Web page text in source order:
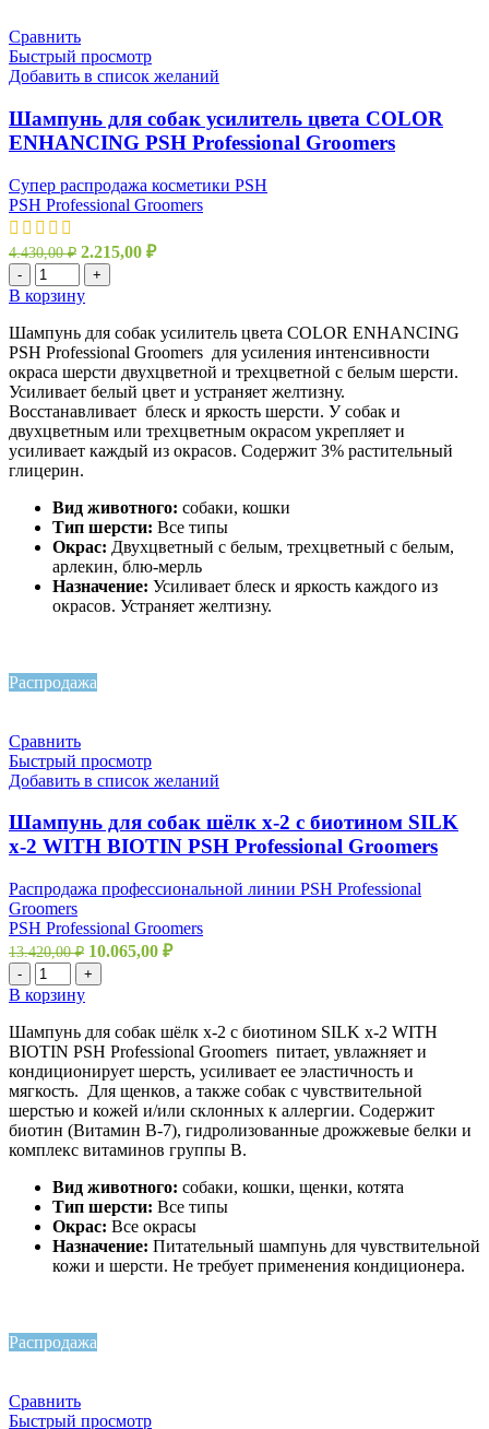
Сравнить
Быстрый просмотр
Добавить в список желаний
Шампунь для собак усилитель цвета COLOR
ENHANCING PSH Professional Groomers
Супер распродажа косметики PSH
PSH Professional Groomers
4.430,00₽ 2.215,00 ₽
- +
В корзину
Шампунь для собак усилитель цвета COLOR ENHANCING
PSH Professional Groomers для усиления интенсивности
окраса шерсти двухцветной и трехцветной с белым шерсти.
Усиливает белый цвет и устраняет желтизну.
Восстанавливает блеск и яркость шерсти. У собак и
двухцветным или трехцветным окрасом укрепляет и
усиливает каждый из окрасов. Содержит 3% растительный
глицерин.
Вид животного: собаки, кошки
Тип шерсти: Все типы
Окрас: Двухцветный с белым, трехцветный с белым,
арлекин, блю-мерль
Назначение: Усиливает блеск и яркость каждого из
окрасов. Устраняет желтизну.
Распродажа
Сравнить
Быстрый просмотр
Добавить в список желаний
Шампунь для собак шёлк х-2 с биотином SILK
x-2 WITH BIOTIN PSH Professional Groomers
Распродажа профессиональной линии PSH Professional
Groomers
PSH Professional Groomers
13.420,00₽ 10.065,00 ₽
- +
В корзину
Шампунь для собак шёлк х-2 с биотином SILK x-2 WITH
BIOTIN PSH Professional Groomers питает, увлажняет и
кондиционирует шерсть, усиливает ее эластичность и
мягкость. Для щенков, а также собак с чувствительной
шерстью и кожей и/или склонных к аллергии. Содержит
биотин (Витамин B-7), гидролизованные дрожжевые белки и
комплекс витаминов группы В.
Вид животного: собаки, кошки, щенки, котята
Тип шерсти: Все типы
Окрас: Все окрасы
Назначение: Питательный шампунь для чувствительной
кожи и шерсти. Не требует применения кондиционера.
Распродажа
Сравнить
Быстрый просмотр